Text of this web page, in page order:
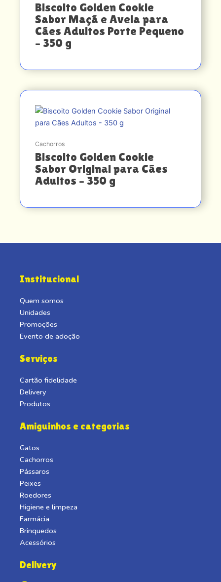
Biscoito Golden Cookie
Sabor Maçã e Aveia para
Cães Adultos Porte Pequeno
– 350 g
Cachorros
Biscoito Golden Cookie
Sabor Original para Cães
Adultos – 350 g
Institucional
Quem somos
Unidades
Promoções
Evento de adoção
Serviços
Cartão fidelidade
Delivery
Produtos
Amiguinhos e categorias
Gatos
Cachorros
Pássaros
Peixes
Roedores
Higiene e limpeza
Farmácia
Brinquedos
Acessórios
Delivery